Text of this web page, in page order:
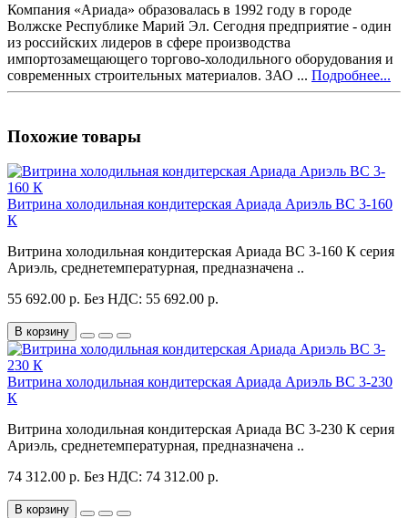
Компания «Ариада» образовалась в 1992 году в городе
Волжске Республике Марий Эл. Сегодня предприятие - один
из российских лидеров в сфере производства
импортозамещающего торгово-холодильного оборудования и
современных строительных материалов. ЗАО ... Подробнее...
Похожие товары
Витрина холодильная кондитерская Ариада Ариэль ВС 3-160
К
Витрина холодильная кондитерская Ариада ВС 3-160 К серия
Ариэль, среднетемпературная, предназначена ..
55 692.00 р. Без НДС: 55 692.00 р.
В корзину
Витрина холодильная кондитерская Ариада Ариэль ВС 3-230
К
Витрина холодильная кондитерская Ариада ВС 3-230 К серия
Ариэль, среднетемпературная, предназначена ..
74 312.00 р. Без НДС: 74 312.00 р.
В корзину